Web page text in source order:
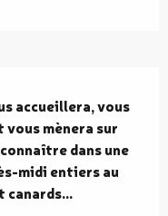
accueillera, vous
mènera sur
dans une
midi entiers au
canards...